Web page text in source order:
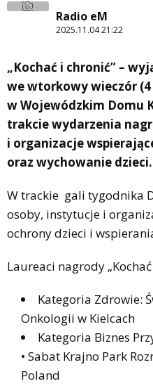
Radio eM
2025.11.04 21:22
„Kochać i chronić” –
we wtorkowy wieczór
w Wojewódzkim Domu
trakcie wydarzenia
i organizacje
oraz wychowanie dzieci.
W trackie gali tygodnika
osoby, instytucje i
ochrony dzieci i
Laureaci nagrody
Kategoria Zdrowie:
Onkologii w Kielcach
Kategoria Biznes
• Sabat Krajno Park
Poland